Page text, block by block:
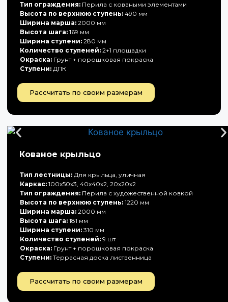
Тип ограждения: Перила с коваными элементами
Высота по верхнюю ступень: 490 мм
Ширина марша: 2000 мм
Высота шага: 169 мм
Ширина ступени: 280 мм
Количество ступеней: 2+1 площадки
Окраска: Грунт + порошковая покраска
Ступени: ДПК
Рассчитать по своим размерам
Кованое крыльцо
Тип лестницы: Для крыльца, уличная
Каркас: 100х50х3, 40х40х2, 20х20х2
Тип ограждения: Перила с художественной ковкой
Высота по верхнюю ступень: 1220 мм
Ширина марша: 2000 мм
Высота шага: 181 мм
Ширина ступени: 310 мм
Количество ступеней: 9 шт
Окраска: Грунт + порошковая покраска
Ступени: Террасная доска лиственница
Рассчитать по своим размерам